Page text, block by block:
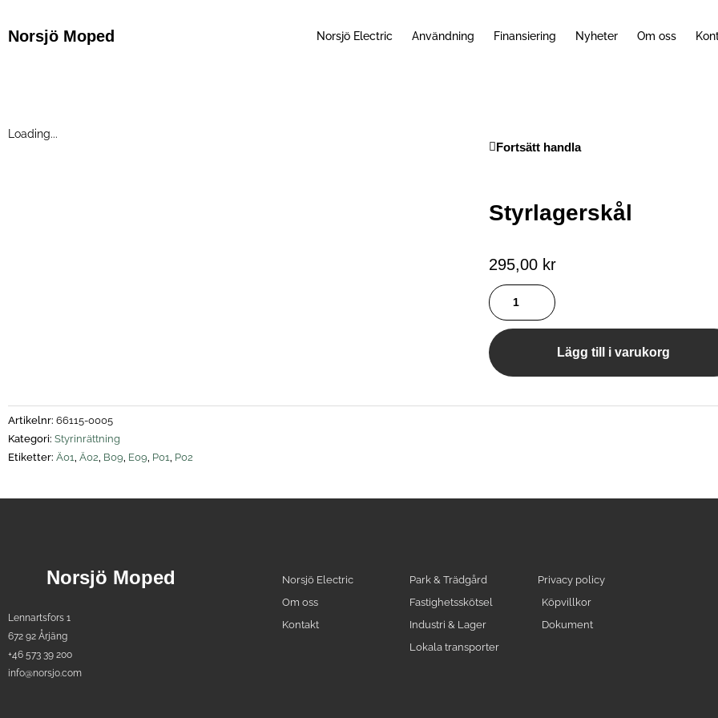
innehåll
Norsjö Moped Norsjö Electric Användning Finansiering Nyheter Om oss
Loading...
Fortsätt handla
Styrlagerskål
295,00 kr
Styrlagerskål
mängd
Lägg till i varukorg
Artikelnr: 66115-0005
Kategori: Styrinrättning
Etiketter: Ä01, Ä02, B09, E09, P01, P02
Norsjö Moped
Lennartsfors 1
672 92 Årjäng
+46 573 39 200
info@norsjo.com
Norsjö Electric
Om oss
Kontakt
Park & Trädgård
Fastighetsskötsel
Industri & Lager
Lokala transporter
Privacy policy
Köpvillkor
Dokument